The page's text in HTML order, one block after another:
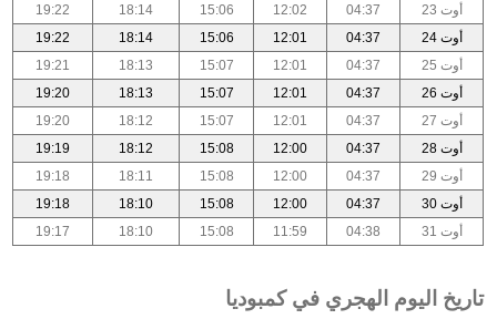
أوت 23
04:37
12:02
15:06
18:14
19:22
أوت 24
04:37
12:01
15:06
18:14
19:22
أوت 25
04:37
12:01
15:07
18:13
19:21
أوت 26
04:37
12:01
15:07
18:13
19:20
أوت 27
04:37
12:01
15:07
18:12
19:20
أوت 28
04:37
12:00
15:08
18:12
19:19
أوت 29
04:37
12:00
15:08
18:11
19:18
أوت 30
04:37
12:00
15:08
18:10
19:18
أوت 31
04:38
11:59
15:08
18:10
19:17
تاريخ اليوم الهجري في كمبوديا